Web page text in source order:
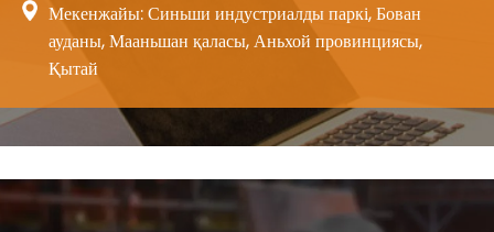
Мекенжайы: Синьши индустриалды паркі, Бован
ауданы, Мааньшан қаласы, Аньхой провинциясы,
Қытай